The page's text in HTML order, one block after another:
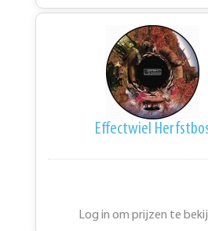
Effectwiel
Log in om prijzen te